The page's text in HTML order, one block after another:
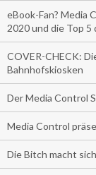
eBook-Fan? Media
2020 und die Top
COVER-CHECK:
Bahnhofskiosken
Der Media Control
Media Control
Die Bitch macht